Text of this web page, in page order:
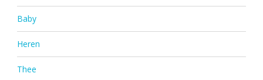
Baby
Heren
Thee